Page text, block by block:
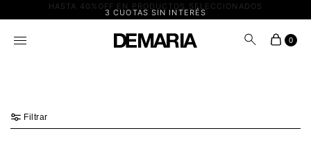
HASTA 40%OFF EN PRODUCTOS SELECCIONADOS
3 CUOTAS SIN INTERÉS
0
Filtrar